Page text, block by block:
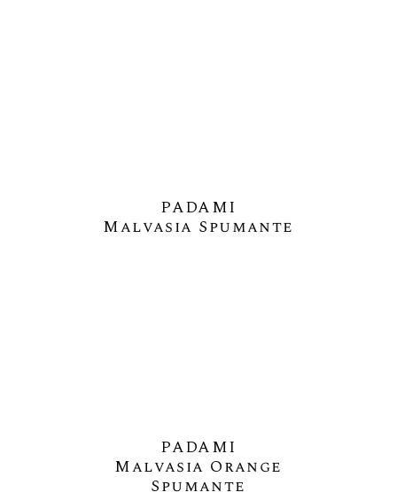
PADAMI
Malvasia Spumante
PADAMI
Malvasia Orange
Spumante